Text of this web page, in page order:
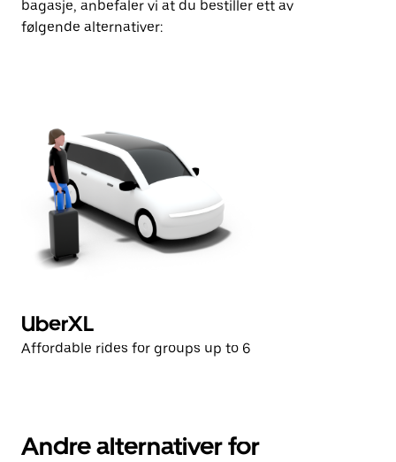
bagasje, anbefaler vi at du bestiller ett av
følgende alternativer:
UberXL
Affordable rides for groups up to 6
Andre alternativer for